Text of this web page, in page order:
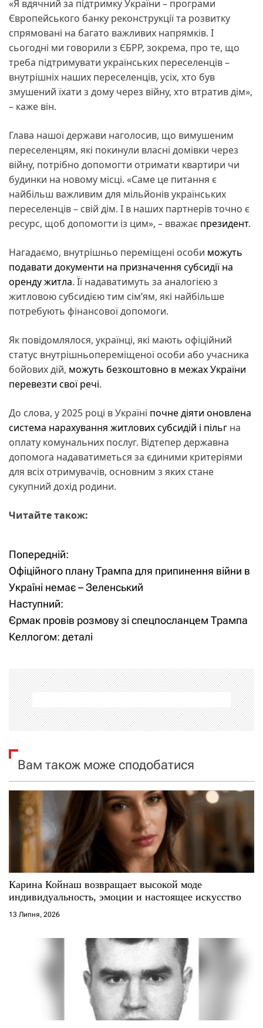
«Я вдячний за підтримку України – програми
Європейського банку реконструкції та розвитку
спрямовані на багато важливих напрямків. І
сьогодні ми говорили з ЄБРР, зокрема, про те, що
треба підтримувати українських переселенців –
внутрішніх наших переселенців, усіх, хто був
змушений їхати з дому через війну, хто втратив дім»,
– каже він.
Глава нашої держави наголосив, що вимушеним
переселенцям, які покинули власні домівки через
війну, потрібно допомогти отримати квартири чи
будинки на новому місці. «Саме це питання є
найбільш важливим для мільйонів українських
переселенців – свій дім. І в наших партнерів точно є
ресурс, щоб допомогти із цим», – вважає президент.
Нагадаємо, внутрішньо переміщені особи можуть
подавати документи на призначення субсидії на
оренду житла. Її надаватимуть за аналогією з
житловою субсидією тим сім’ям, які найбільше
потребують фінансової допомоги.
Як повідомлялося, українці, які мають офіційний
статус внутрішньопереміщеної особи або учасника
бойових дій, можуть безкоштовно в межах України
перевезти свої речі.
До слова, у 2025 році в Україні почне діяти оновлена
система нарахування житлових субсидій і пільг на
оплату комунальних послуг. Відтепер державна
допомога надаватиметься за єдиними критеріями
для всіх отримувачів, основним з яких стане
сукупний дохід родини.
Читайте також:
Н
а
в
і
а
ц
і
я
з
с
і
Попередній:
Офіційного плану Трампа для припинення війни в
Україні немає – Зеленський
Наступний:
Єрмак провів розмову зі спецпосланцем Трампа
Келлогом: деталі
Вам також може сподобатися
Карина Койнаш возвращает высокой моде
индивидуальность, эмоции и настоящее искусство
13 Липня, 2026